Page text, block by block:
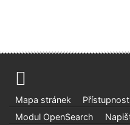
Mapa stránek Přístupnost
Modul OpenSearch